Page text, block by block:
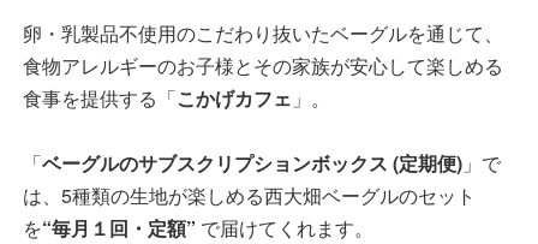
卵・乳製品不使用のこだわり抜いたベーグルを通じて、
食物アレルギーのお子様とその家族が安心して楽しめる
食事を提供する「こかげカフェ 」。
「ベーグルのサブスクリプションボックス (定期便) 」で
は、5種類の生地が楽しめる西大畑ベーグルのセット
を“毎月１回・定額” で届けてくれます。